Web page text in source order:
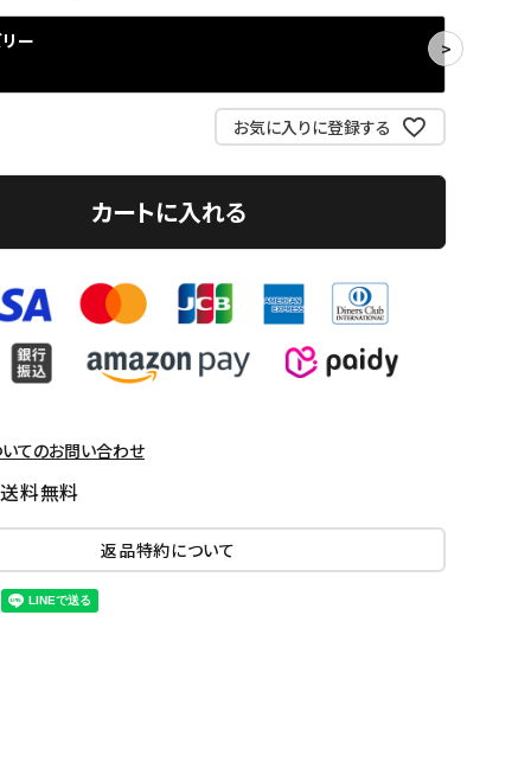
ー
お気に入りに登録する
カートに入れる
てのお問い合わせ
料無料
返品特約について